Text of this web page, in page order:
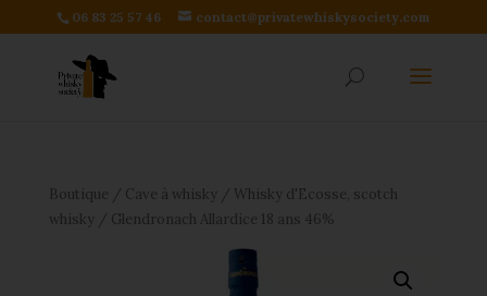
06 83 25 57 46 contact@privatewhiskysociety.com
Boutique / Cave à whisky/ Whisky d'Ecosse, scotch
whisky/ Glendronach Allardice 18 ans 46%